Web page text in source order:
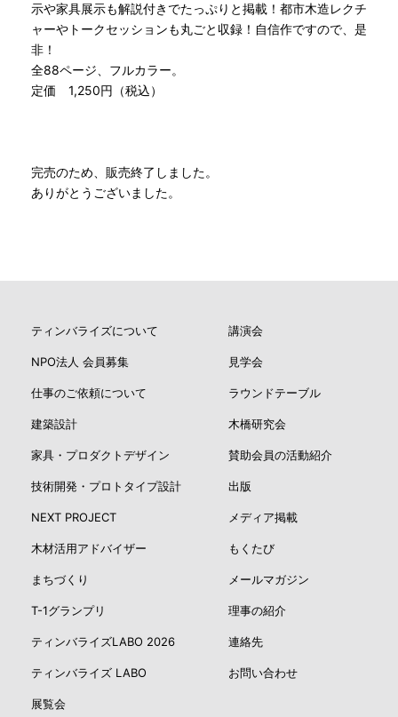
示や家具展示も解説付きでたっぷりと掲載！都市木造レクチ
ャーやトークセッションも丸ごと収録！自信作ですので、是
非！
全88ページ、フルカラー。
定価 1,250円（税込）
完売のため、販売終了しました。
ありがとうございました。
ティンバライズについて
NPO法人 会員募集
仕事のご依頼について
建築設計
家具・プロダクトデザイン
技術開発・プロトタイプ設計
NEXT PROJECT
木材活用アドバイザー
まちづくり
T-1グランプリ
ティンバライズLABO 2026
ティンバライズ LABO
展覧会
講演会
見学会
ラウンドテーブル
木橋研究会
賛助会員の活動紹介
出版
メディア掲載
もくたび
メールマガジン
理事の紹介
連絡先
お問い合わせ